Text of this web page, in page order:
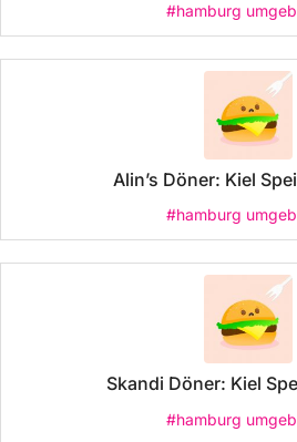
#hamburg
Alin’s Döner: Kiel
#hamburg
Skandi Döner: Kiel
#hamburg